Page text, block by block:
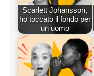
Scarlett Johansson,
ho toccato il fondo per
un uomo